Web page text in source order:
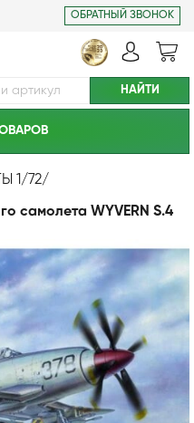
ОБРАТНЫЙ ЗВОНОК
1/72/
самолета WYVERN S.4